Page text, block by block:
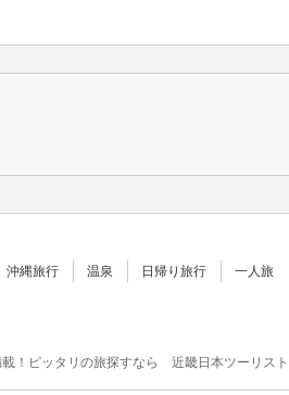
沖縄旅行 温泉 日帰り旅行 一人旅
！ピッタリの旅探すなら 近畿日本ツーリスト